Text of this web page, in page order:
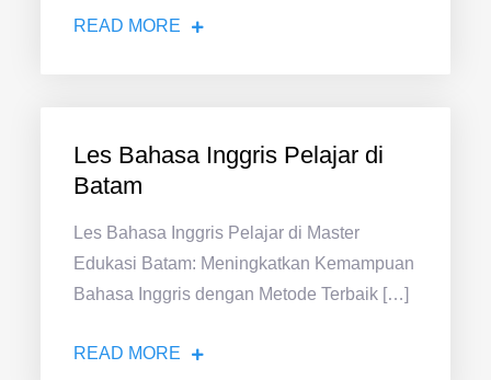
READ MORE
Les Bahasa Inggris Pelajar di
Batam
Les Bahasa Inggris Pelajar di Master
Edukasi Batam: Meningkatkan Kemampuan
Bahasa Inggris dengan Metode Terbaik […]
READ MORE